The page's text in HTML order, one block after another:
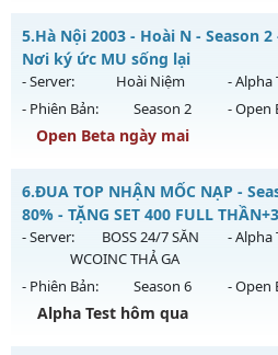
Thể loại: Mu Nguyên bản Webzen
Antihack: Anti 8x
Mu Lục Bảo - Miễn phí 99%
Mu mới ra tháng 08 2026 - Mở
ngày 05/08/2626
Exp: 999x - Drop: 60%
Kiểu reset: Non Reset
Thể loại: Mu Custom thêm đồ mới
Antihack: SharkAnti
5.Hà Nội 2003 - Hoài N - Season
Nơi ký ức MU sống lại
- Server: Hoài Niệm - Alpha
- Phiên Bản:
Season 2 - Open
Open Beta ngày mai
Hà Nội 2003 - Hoài N - Nơi ký ức
Mu mới ra tháng 08 2026 - Mở
ngày 08/08/2626
Exp: 300x - Drop: 40%
Kiểu reset: Reset In Game
6.ĐUA TOP NHẬN MỐC NẠP -
80% - TẶNG SET 400 FULL
- Server:
BOSS 24/7 SĂN
WCOINC THẢ GA
- Alpha
- Phiên Bản: Season 6 - Open
Alpha Test hôm qua